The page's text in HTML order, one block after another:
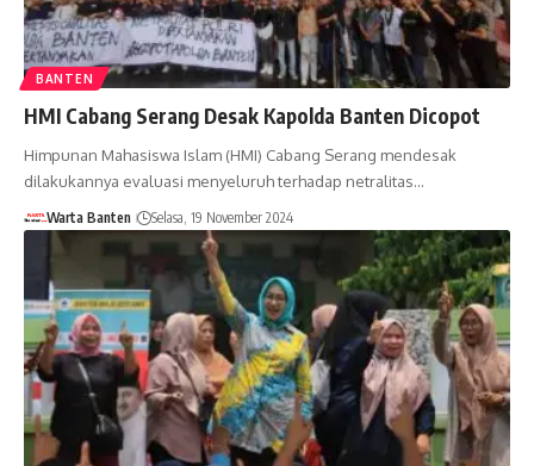
BANTEN
HMI Cabang Serang Desak Kapolda Banten Dicopot
Himpunan Mahasiswa Islam (HMI) Cabang Serang mendesak
dilakukannya evaluasi menyeluruh terhadap netralitas…
Warta Banten Selasa, 19 November 2024